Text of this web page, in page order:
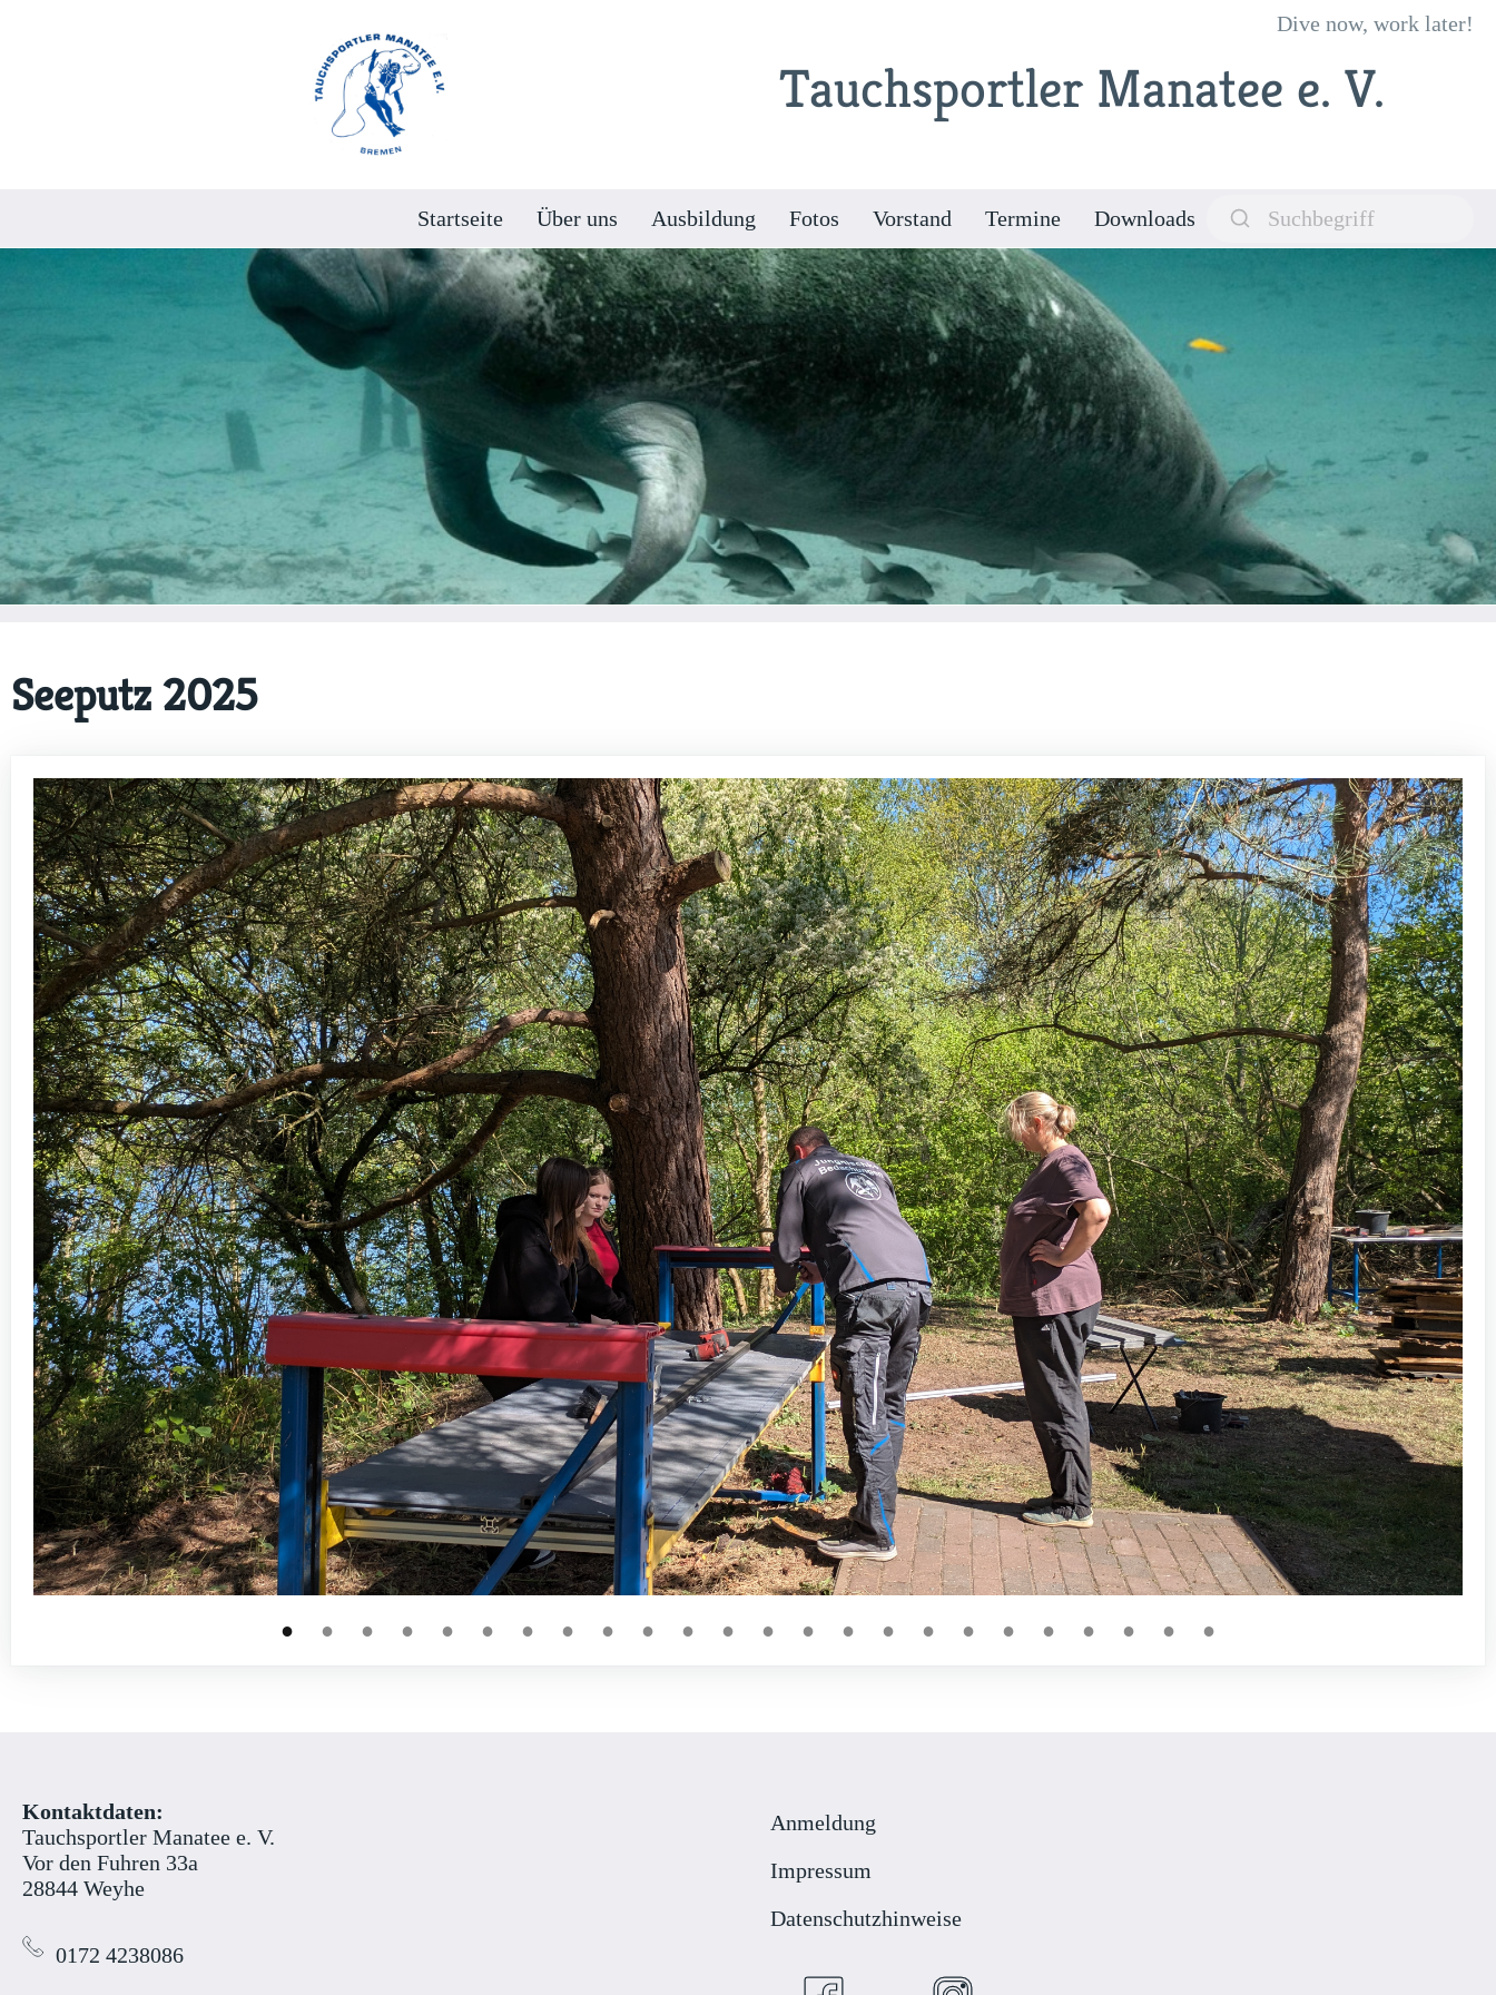
Tauchsportler Manatee e. V.
Dive now, work later!
Startseite Über uns Ausbildung Fotos Vorstand Termine Downloads
Seeputz 2025
● ● ● ● ● ● ● ● ● ● ● ● ● ● ● ● ● ● ● ● ● ● ● ●
Kontaktdaten:
Tauchsportler Manatee e. V.
Vor den Fuhren 33a
28844 Weyhe
0172 4238086
Anmeldung
Impressum
Datenschutzhinweise